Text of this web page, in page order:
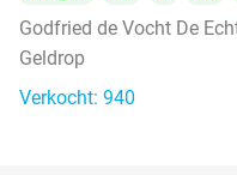
Godfried de Vocht De
Geldrop
Verkocht: 940